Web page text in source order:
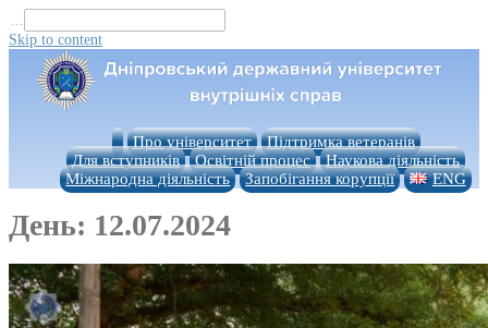
...
Skip to content
Про університет
Підтримка ветеранів
Для вступників
Освітній процес
Наукова діяльність
Міжнародна діяльність
Запобігання корупції ENG
День: 12.07.2024